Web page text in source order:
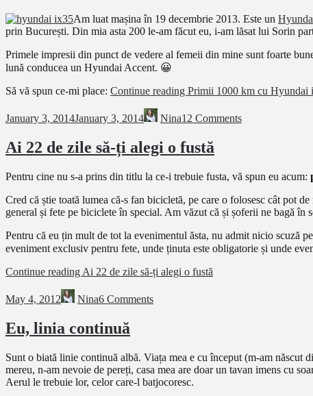
Am luat mașina în 19 decembrie 2013. Este un
prin București. Din mia asta 200 le-am făcut eu, i-am lăsat lui Sorin
Primele impresii din punct de vedere al femeii din mine sunt foarte
lună conducea un Hyundai Accent. 😀
Să vă spun ce-mi place: Continue reading Primii 1000 km cu Hyundai
January 3, 2014January 3, 2014 Nina12 Comments
Ai 22 de zile să-ți alegi o fustă
Pentru cine nu s-a prins din titlu la ce-i trebuie fusta, vă spun eu acum:
Cred că știe toată lumea că-s fan bicicletă, pe care o folosesc cât pot
general și fete pe biciclete în special. Am văzut că și șoferii ne bagă
Pentru că eu țin mult de tot la evenimentul ăsta, nu admit nicio scuză
eveniment exclusiv pentru fete, unde ținuta este obligatorie și unde
Continue reading Ai 22 de zile să-ți alegi o fustă
May 4, 2012 Nina6 Comments
Eu, linia continuă
Sunt o biată linie continuă albă. Viața mea e cu început (m-am
mereu, n-am nevoie de pereți, casa mea are doar un tavan imens cu
Aerul le trebuie lor, celor care-l batjocoresc.